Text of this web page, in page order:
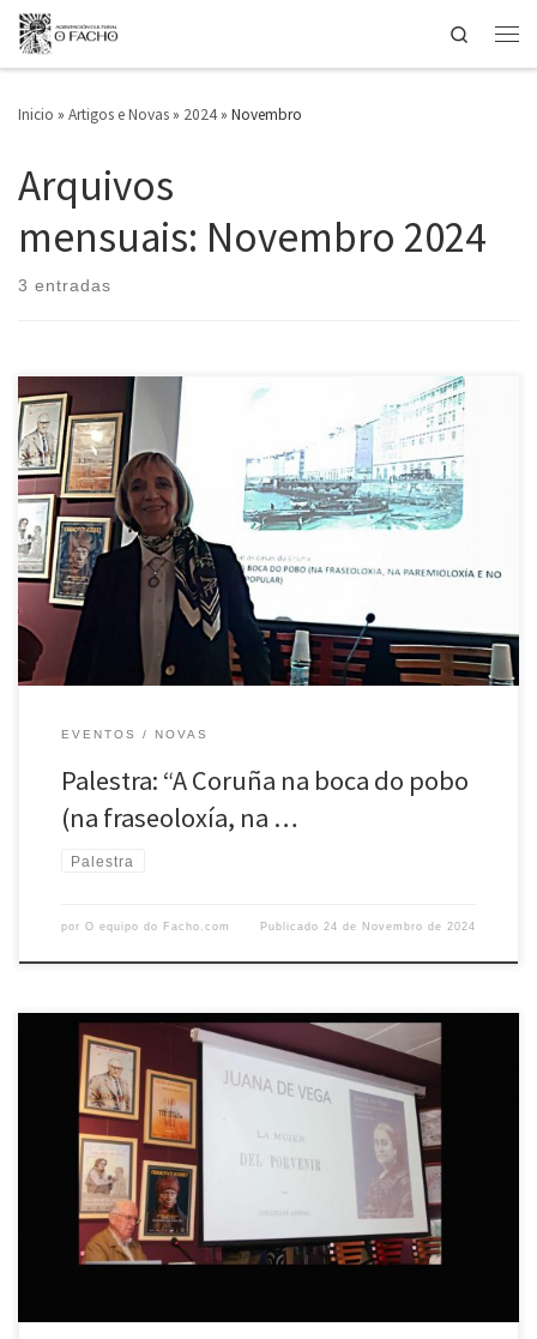
Saltar ao contido
Search
Inicio » Artigos e Novas » 2024 » Novembro
Arquivos
mensuais: Novembro 2024
3 entradas
O pasado 19 de novembro, O Facho organizou en Portas Ártabras a
palestra “A Coruña na boca do pobo (na fraseoloxía, na paremioloxía
e non cantigueiro popular)” impartida por Rosario Soto Arias O acto
resultou especialmente interesante polo seu contido e porque trataba
un tema próximo e querido para os […]
EVENTOS NOVAS
Palestra: “A Coruña na boca do pobo
(na fraseoloxía, na …
Palestra
por O equipo do Facho.com Publicado 24 de Novembro de 2024
O pasado día 12 celebrouse en Portas Ártabras unha palestra
organizada por O Facho, na que interveu Enrique Sáez Ponte co tema
“Juana de Vega: á procura dunha sociedade mellor”. Enrique Sáez,
licenciado en Dereito e Economía pola Universidade de Santiago de
Compostela e MBA polo IESE de Barcelona, ten […]